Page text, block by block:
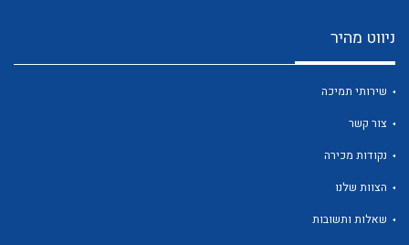
לכל מוצרי היצרןניווט מהיר
שירותי תמיכה
צור קשר
נקודות מכירה
הצוות שלנו
שאלות ותשובות